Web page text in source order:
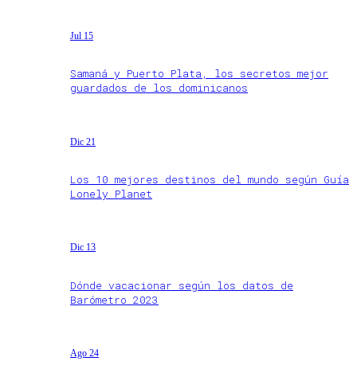
Jul 15
Samaná y Puerto Plata, los secretos mejor
guardados de los dominicanos
Dic 21
Los 10 mejores destinos del mundo según Guía
Lonely Planet
Dic 13
Dónde vacacionar según los datos de
Barómetro 2023
Ago 24